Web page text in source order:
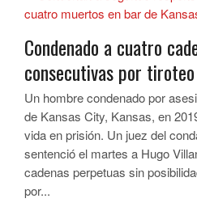
Condenado a cuatro
consecutivas por
Un hombre condenado por
de Kansas City, Kansas, en
vida en prisión. Un juez del
sentenció el martes a Hugo
cadenas perpetuas sin
por...